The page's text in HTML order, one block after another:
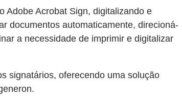
Adobe Acrobat Sign, digitalizando e
documentos automaticamente, direcioná-
a necessidade de imprimir e digitalizar
signatários, oferecendo uma solução